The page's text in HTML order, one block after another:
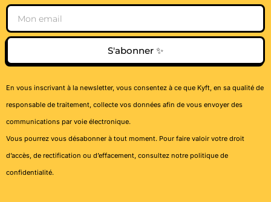
Email
S'abonner ✨
En vous inscrivant à la newsletter, vous consentez à ce que Kyft, en sa qualité de
responsable de traitement, collecte vos données afin de vous envoyer des
communications par voie électronique.
Vous pourrez vous désabonner à tout moment. Pour faire valoir votre droit
d’accès, de rectification ou d’effacement, consultez notre politique de
confidentialité.